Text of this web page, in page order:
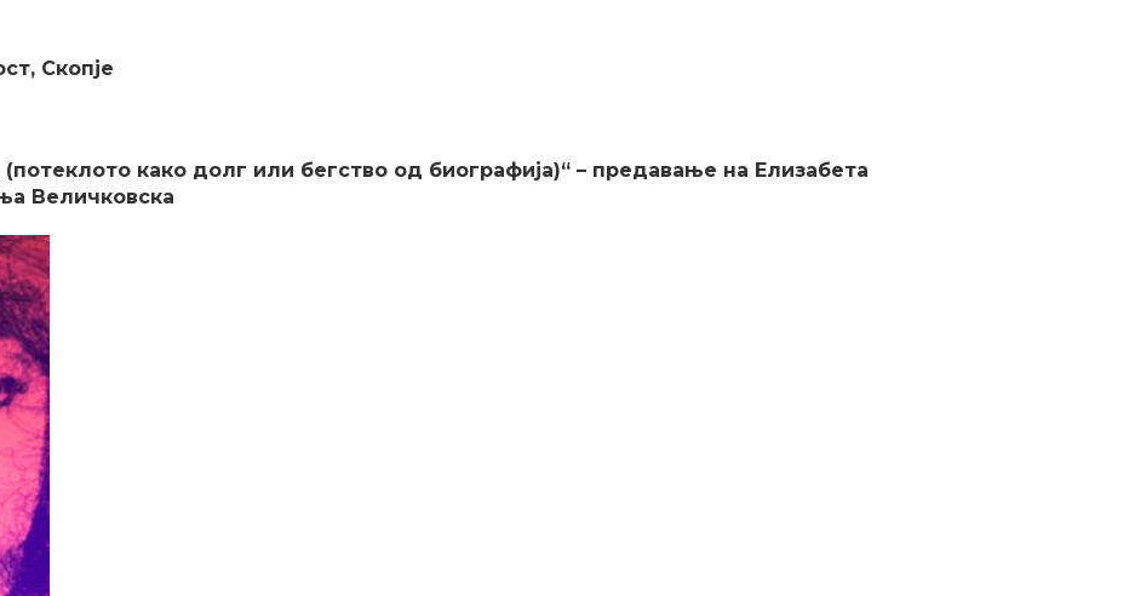
Скопје
како долг или бегство од биографија)“ – предавање на Елизабета
Величковска